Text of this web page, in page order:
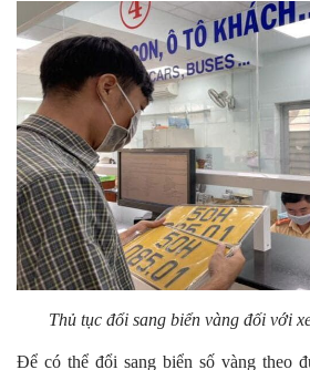
Thủ tục đổi sang biển vàng đối với
Để có thể đổi sang biển số vàng theo